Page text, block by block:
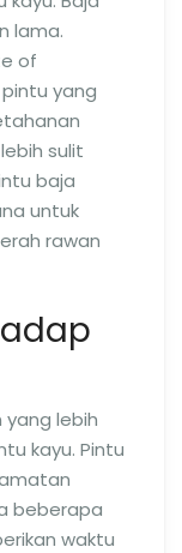
lama.
of
yang
sulit
baja
untuk
rawan
yang lebih
kayu. Pintu
beberapa
waktu